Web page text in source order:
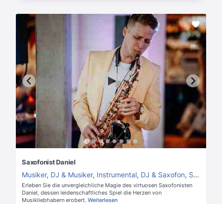
Saxofonist Daniel
Musiker, DJ & Musiker, Instrumental, DJ & Saxofon, Saxofonist
Erleben Sie die unvergleichliche Magie des virtuosen Saxofonisten
Daniel, dessen leidenschaftliches Spiel die Herzen von
Musikliebhabern erobert. Weiterlesen